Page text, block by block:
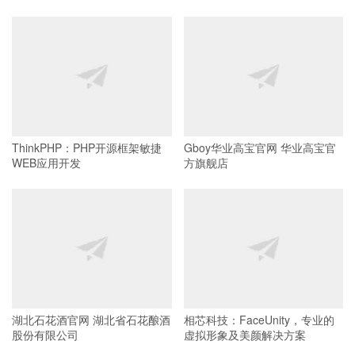
ThinkPHP：PHP开源框架敏捷
WEB应用开发
Gboy华业高宝官网 华业高宝官
方旗舰店
湖北石花酒官网 湖北省石花酿酒
股份有限公司
相芯科技：FaceUnity，专业的
虚拟形象及美颜解决方案